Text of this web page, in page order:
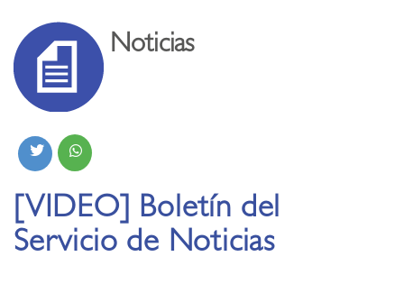
Noticias
[VIDEO] Boletín del
Servicio de Noticias